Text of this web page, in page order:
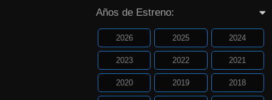
Años de Estreno:
2026 2025 2024
2023 2022 2021
2020 2019 2018